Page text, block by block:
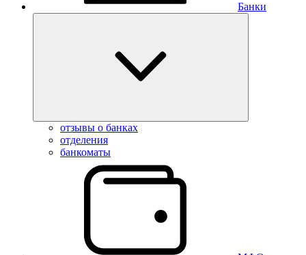
Банки
отзывы о банках
отделения
банкоматы